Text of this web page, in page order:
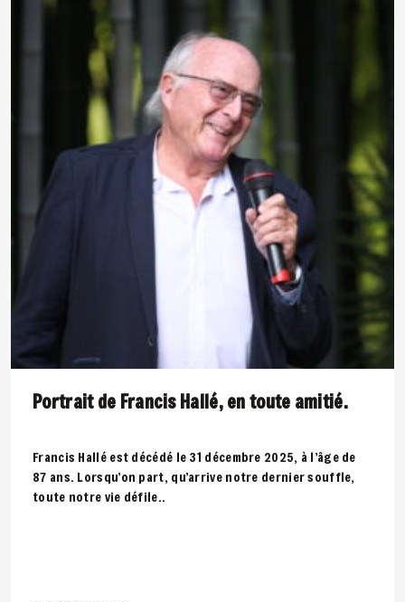
Portrait de Francis Hallé, en toute amitié.
Francis Hallé est décédé le 31 décembre 2025, à l’âge de
87 ans. Lorsqu’on part, qu’arrive notre dernier souffle,
toute notre vie défile..